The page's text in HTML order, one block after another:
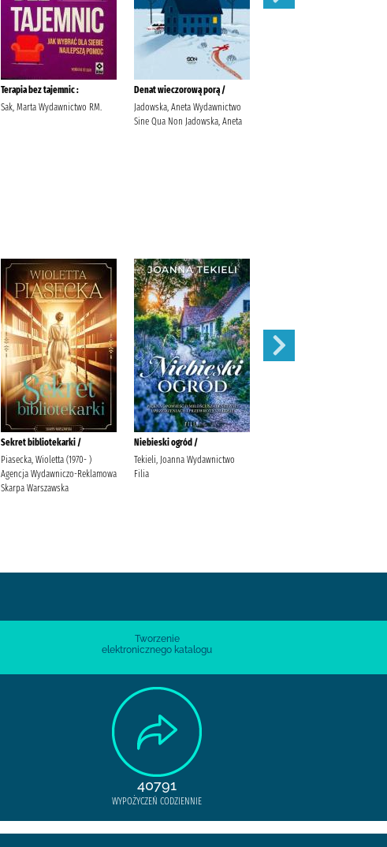
Terapia bez tajemnic :
Sak, Marta Wydawnictwo RM.
Denat wieczorową porą /
Jadowska, Aneta Wydawnictwo
Sine Qua Non Jadowska, Aneta
Sekret bibliotekarki /
Piasecka, Wioletta (1970- )
Agencja Wydawniczo-Reklamowa
Skarpa Warszawska
Niebieski ogród /
Tekieli, Joanna Wydawnictwo
Filia
Tworzenie
elektronicznego katalogu
40791
WYPOŻYCZEŃ CODZIENNIE